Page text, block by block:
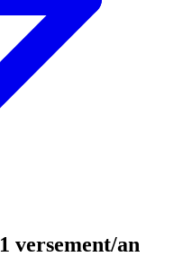
1 versement/an